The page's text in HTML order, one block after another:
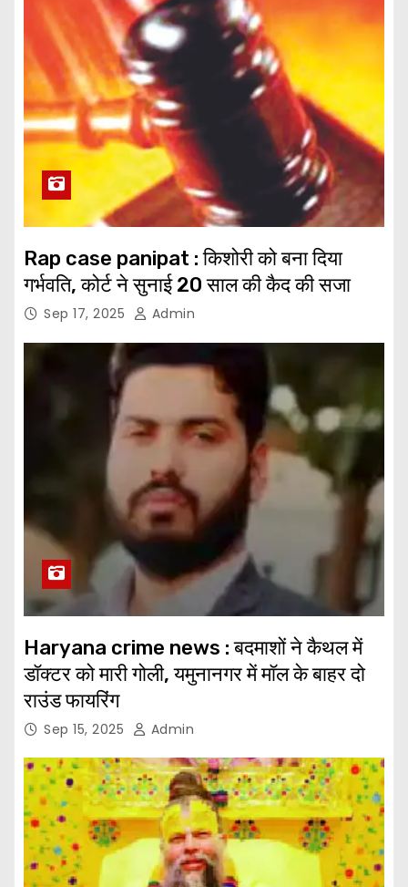
Rap case panipat : किशोरी को बना दिया
गर्भवति, कोर्ट ने सुनाई 20 साल की कैद की सजा
Sep 17, 2025 Admin
Haryana crime news : बदमाशों ने कैथल में
डॉक्टर को मारी गोली, यमुनानगर में मॉल के बाहर दो
राउंड फायरिंग
Sep 15, 2025 Admin